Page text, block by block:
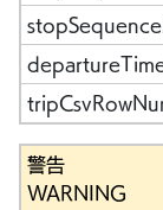
警告
WARNING